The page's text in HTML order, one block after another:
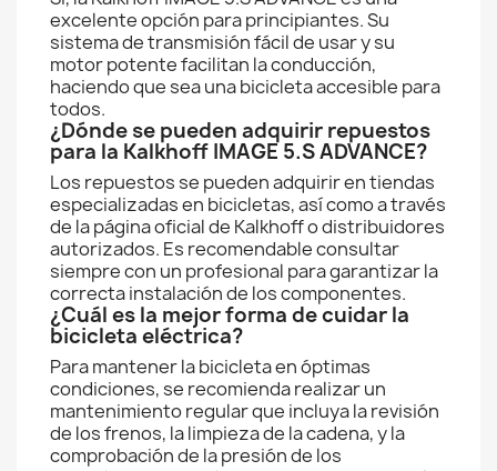
excelente opción para principiantes. Su
sistema de transmisión fácil de usar y su
motor potente facilitan la conducción,
haciendo que sea una bicicleta accesible para
todos.
¿Dónde se pueden adquirir repuestos
para la Kalkhoff IMAGE 5.S ADVANCE?
Los repuestos se pueden adquirir en tiendas
especializadas en bicicletas, así como a través
de la página oficial de Kalkhoff o distribuidores
autorizados. Es recomendable consultar
siempre con un profesional para garantizar la
correcta instalación de los componentes.
¿Cuál es la mejor forma de cuidar la
bicicleta eléctrica?
Para mantener la bicicleta en óptimas
condiciones, se recomienda realizar un
mantenimiento regular que incluya la revisión
de los frenos, la limpieza de la cadena, y la
comprobación de la presión de los